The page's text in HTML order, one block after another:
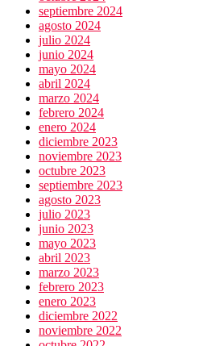
septiembre 2024
agosto 2024
julio 2024
junio 2024
mayo 2024
abril 2024
marzo 2024
febrero 2024
enero 2024
diciembre 2023
noviembre 2023
octubre 2023
septiembre 2023
agosto 2023
julio 2023
junio 2023
mayo 2023
abril 2023
marzo 2023
febrero 2023
enero 2023
diciembre 2022
noviembre 2022